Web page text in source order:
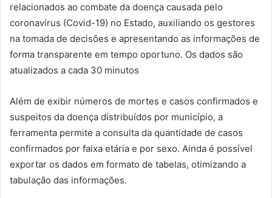
relacionados ao combate da doença causada pelo
coronavírus (Covid-19) no Estado, auxiliando os gestores
na tomada de decisões e apresentando as informações de
forma transparente em tempo oportuno. Os dados são
atualizados a cada 30 minutos
Além de exibir números de mortes e casos confirmados e
suspeitos da doença distribuídos por município, a
ferramenta permite a consulta da quantidade de casos
confirmados por faixa etária e por sexo. Ainda é possível
exportar os dados em formato de tabelas, otimizando a
tabulação das informações.